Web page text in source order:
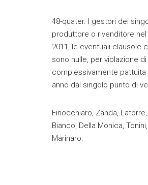
48-quater. I gestori dei
produttore o rivenditore
2011, le eventuali clausole
sono nulle, per violazione
complessivamente
anno dal singolo punto di
Finocchiaro, Zanda,
Bianco, Della Monica,
Marinaro.